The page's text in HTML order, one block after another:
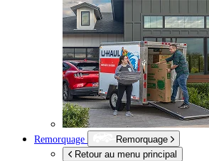
Remorquage
Remorquage
Retour au menu principal